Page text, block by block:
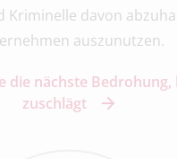
Kriminelle davon
auszunutzen.
die nächste Bedrohung,
zuschlägt